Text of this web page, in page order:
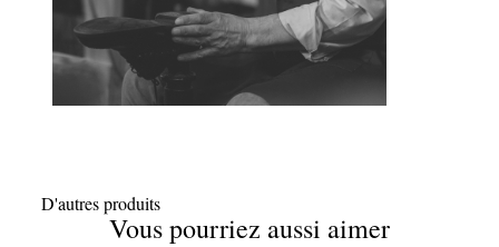
D'autres produits
Vous pourriez aussi aimer